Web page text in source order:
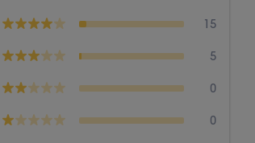
15
5
0
0